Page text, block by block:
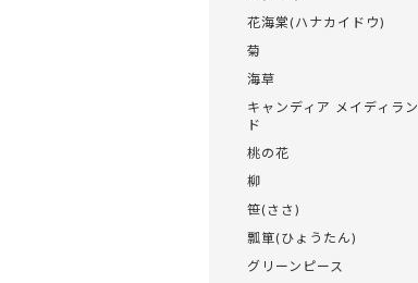
花海棠(ハナカイドウ)
菊
海草
キャンディア メイディラン
ド
桃の花
柳
笹(ささ)
瓢箪(ひょうたん)
グリーンピース